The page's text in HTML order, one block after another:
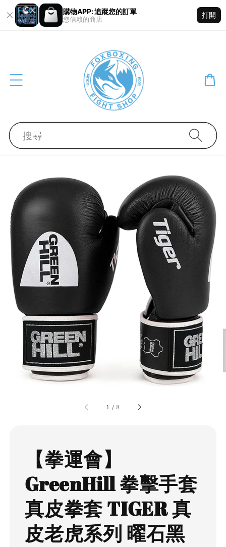
購物APP: 追蹤您的訂單
您信賴的商店
打開
搜尋
1 / 8
【拳運會】
GreenHill 拳擊手套
真皮拳套 TIGER 真
皮老虎系列 曜石黑